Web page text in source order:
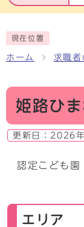
現在位置
ホーム 求職者
姫路ひ
更新日： 2026
認定こども
エリア